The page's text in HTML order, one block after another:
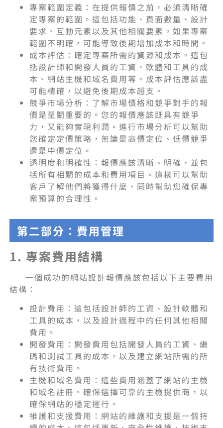
專案範圍定義：在提供報價之前，必須清晰確
定專案的範圍。這包括功能、頁面數量、設計
要求、互動元素以及其他相關要素。如果專案
範圍不明確，可能導致後期增加成本和時間。
成本評估：確定專案所需的資源和成本。這包
括設計師和開發人員的工資、軟體和工具的成
本、網站主機和域名費用等。成本評估應該盡
可能精確，以避免後期成本超支。
競爭市場分析：了解市場價格和競爭對手的報
價是至關重要的。您的報價應該既具有競爭
力，又能夠實現利潤。進行市場分析可以幫助
您確定定價策略，無論是高價定位、低價競爭
還是中價定位。
透明度和明確性：報價應該清晰、明確，並包
括所有相關的成本和費用項目。這樣可以幫助
客戶了解他們將獲得什麼，同時幫助您確保專
案預算的合理性。
第二部分：費用管理
1. 專案費用結構
一個成功的網站設計報價應該包括以下主要費用
結構：
設計費用：這包括設計師的工資、設計軟體和
工具的成本，以及設計過程中的任何其他相關
費用。
開發費用：開發費用包括開發人員的工資、編
碼和測試工具的成本，以及建立網站所需的所
有技術費用。
主機和域名費用：這些費用涵蓋了網站的主機
和域名註冊。確保選擇可靠的主機提供商，以
確保網站的穩定運行。
維護和支援費用：網站的維護和支援是一個持